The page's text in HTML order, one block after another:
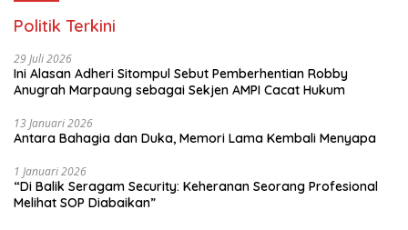
Politik Terkini
29 Juli 2026
Ini Alasan Adheri Sitompul Sebut Pemberhentian Robby
Anugrah Marpaung sebagai Sekjen AMPI Cacat Hukum
13 Januari 2026
Antara Bahagia dan Duka, Memori Lama Kembali Menyapa
1 Januari 2026
“Di Balik Seragam Security: Keheranan Seorang Profesional
Melihat SOP Diabaikan”